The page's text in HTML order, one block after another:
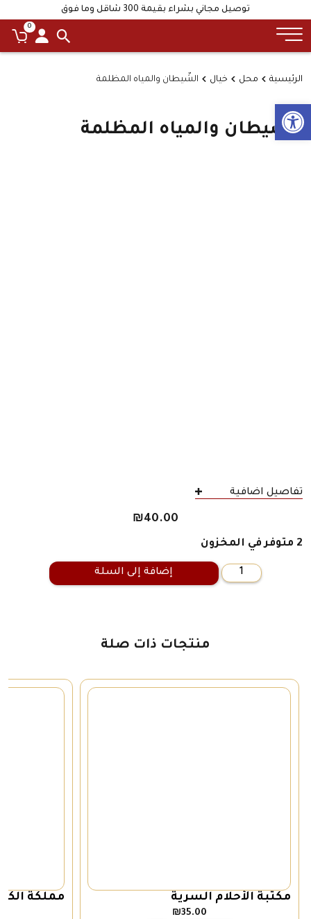
Open toolbar
توصيل مجاني بشراء بقيمة 300 شاقل وما فوق
0
الرئيسية محل خيال الشّيطان والمياه المظلمة
الشّيطان والمياه المظلمة
تفاصيل اضافية
₪40.00
2 متوفر في المخزون
كمية
إضافة إلى السلة
منتجات ذات صلة
مكتبة الأحلام السرية
₪35.00
مملكة